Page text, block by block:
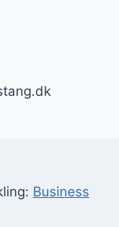
Business